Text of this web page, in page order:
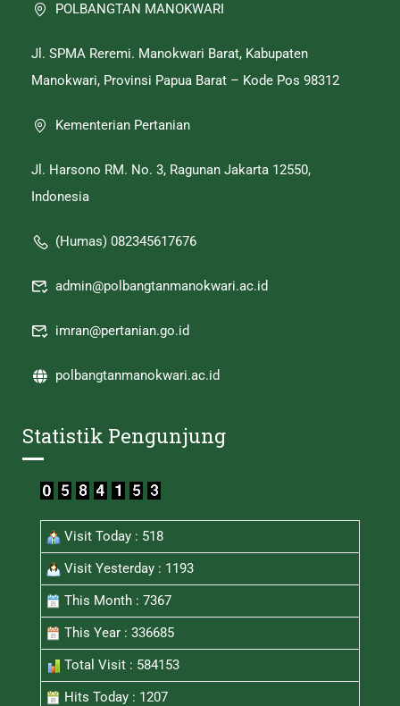
POLBANGTAN MANOKWARI
Jl. SPMA Reremi. Manokwari Barat, Kabupaten
Manokwari, Provinsi Papua Barat – Kode Pos 98312
Kementerian Pertanian
Jl. Harsono RM. No. 3, Ragunan Jakarta 12550,
Indonesia
(Humas) 082345617676
admin@polbangtanmanokwari.ac.id
imran@pertanian.go.id
polbangtanmanokwari.ac.id
Statistik Pengunjung
Visit Today : 518
Visit Yesterday : 1193
This Month : 7367
This Year : 336685
Total Visit : 584153
Hits Today : 1207